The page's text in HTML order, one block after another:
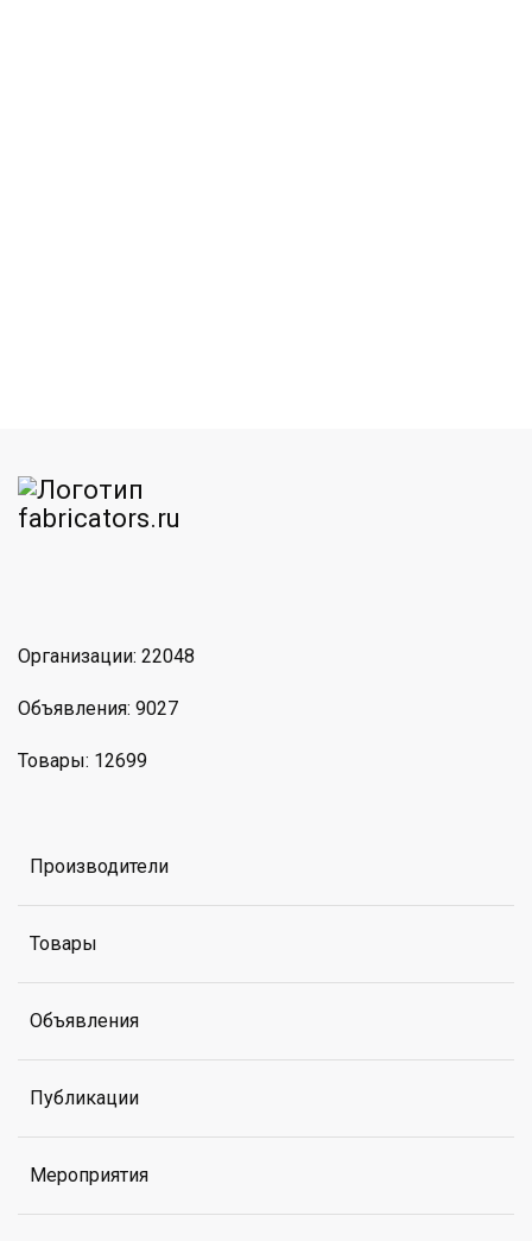
Организации: 22048
Объявления: 9027
Товары: 12699
Производители
Товары
Объявления
Публикации
Мероприятия